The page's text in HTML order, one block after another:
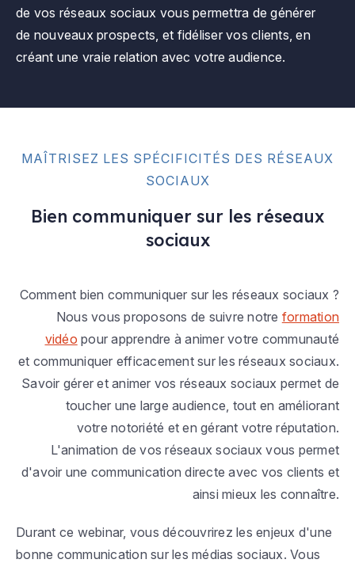
de vos réseaux sociaux vous permettra de générer
de nouveaux prospects, et fidéliser vos clients, en
créant une vraie relation avec votre audience.
MAÎTRISEZ LES SPÉCIFICITÉS DES RÉSEAUX
SOCIAUX
Bien communiquer sur les réseaux
sociaux
Comment bien communiquer sur les réseaux sociaux ?
Nous vous proposons de suivre notre formation
vidéo pour apprendre à animer votre communauté
et communiquer efficacement sur les réseaux sociaux.
Savoir gérer et animer vos réseaux sociaux permet de
toucher une large audience, tout en améliorant
votre notoriété et en gérant votre réputation.
L'animation de vos réseaux sociaux vous permet
d'avoir une communication directe avec vos clients et
ainsi mieux les connaître.
Durant ce webinar, vous découvrirez les enjeux d'une
bonne communication sur les médias sociaux. Vous